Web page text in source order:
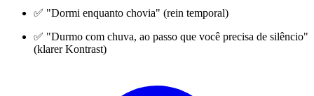
✅ "Dormi enquanto chovia" (rein temporal)
✅ "Durmo com chuva, ao passo que você precisa de silêncio"
(klarer Kontrast)